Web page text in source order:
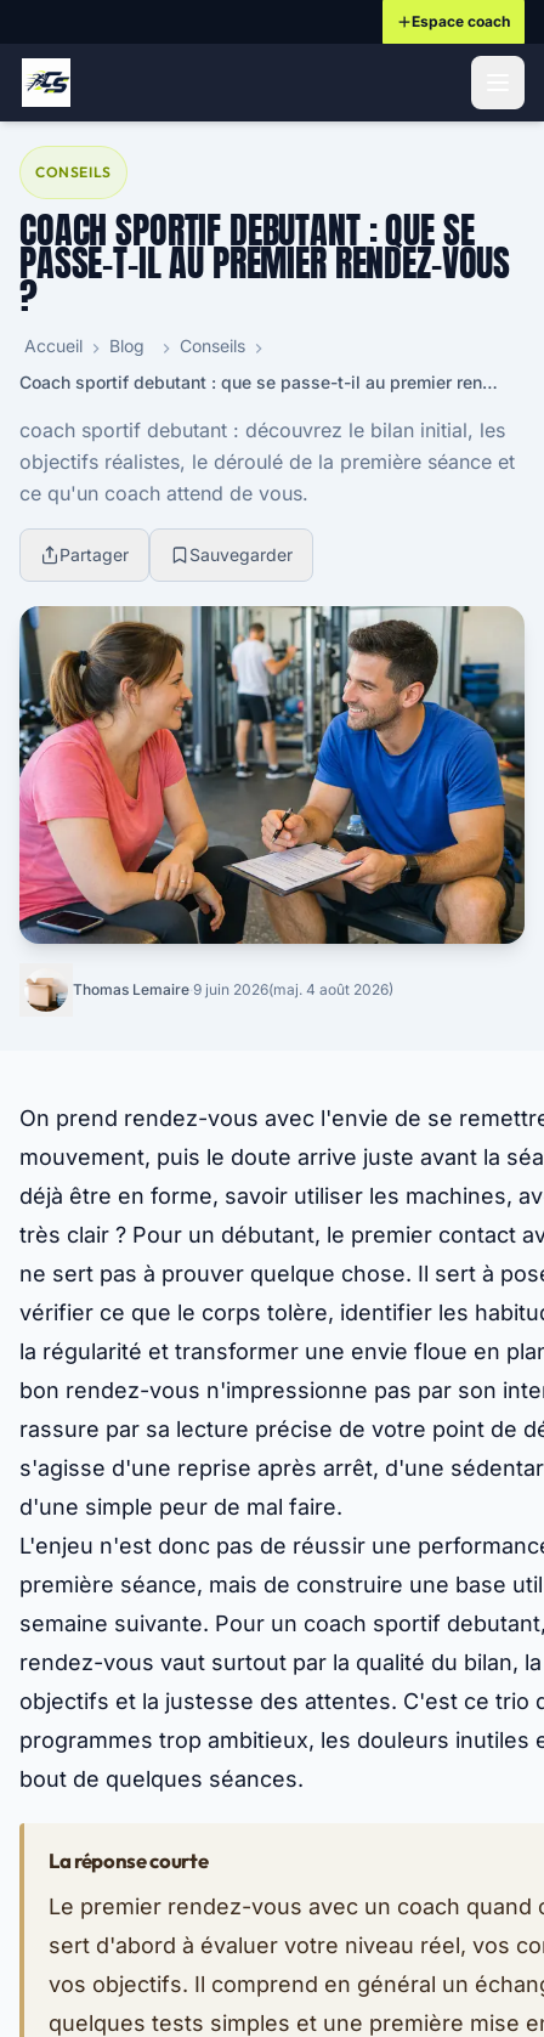
Espace coach
CONSEILS
COACH SPORTIF DEBUTANT : QUE SE
PASSE-T-IL AU PREMIER RENDEZ-VOUS
?
Accueil Blog
Conseils
Coach sportif debutant : que se passe-t-il au premier rendez-vous ?
coach sportif debutant : découvrez le bilan initial, les
objectifs réalistes, le déroulé de la première séance et
ce qu'un coach attend de vous.
Partager Sauvegarder
Thomas Lemaire·9 juin 2026(maj. 4 août 2026)
On prend rendez-vous avec l'envie de se
mouvement, puis le doute arrive juste avant la
déjà être en forme, savoir utiliser les machines,
très clair ? Pour un débutant, le premier contact
ne sert pas à prouver quelque chose. Il sert à
vérifier ce que le corps tolère, identifier les
la régularité et transformer une envie floue en
bon rendez-vous n'impressionne pas par son
rassure par sa lecture précise de votre point de
s'agisse d'une reprise après arrêt, d'une
d'une simple peur de mal faire.
L'enjeu n'est donc pas de réussir une
première séance, mais de construire une base
semaine suivante. Pour un coach sportif
rendez-vous vaut surtout par la qualité du bilan,
objectifs et la justesse des attentes. C'est ce trio
programmes trop ambitieux, les douleurs inutiles
bout de quelques séances.
La réponse courte
Le premier rendez-vous avec un coach quand
sert d'abord à évaluer votre niveau réel, vos
vos objectifs. Il comprend en général un
quelques tests simples et une première mise